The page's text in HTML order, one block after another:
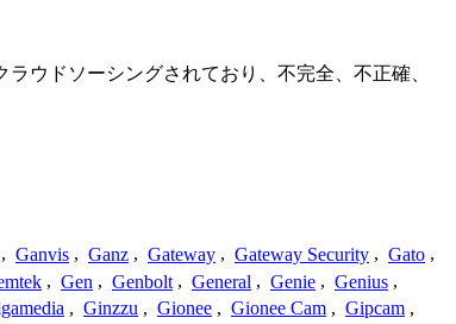
ウドソーシングされており、不完全、不正確、
, Ganvis , Ganz , Gateway , Gateway Security , Gato ,
, Gen , Genbolt , General , Genie , Genius ,
, Ginzzu , Gionee , Gionee Cam , Gipcam ,